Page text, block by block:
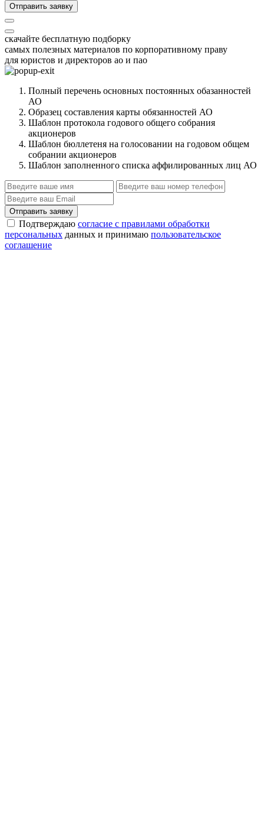
Отправить заявку
скачайте бесплатную подборку
самых полезных материалов по корпоративному праву
для юристов и директоров ао и пао
Полный перечень основных постоянных обазанностей
АО
Образец составления карты обязанностей АО
Шаблон протокола годового общего собрания
акционеров
Шаблон бюллетеня на голосовании на годовом общем
собрании акционеров
Шаблон заполненного списка аффилированных лиц АО
Отправить заявку
Подтверждаю согласие с правилами обработки
персональных данных и принимаю пользовательское
соглашение